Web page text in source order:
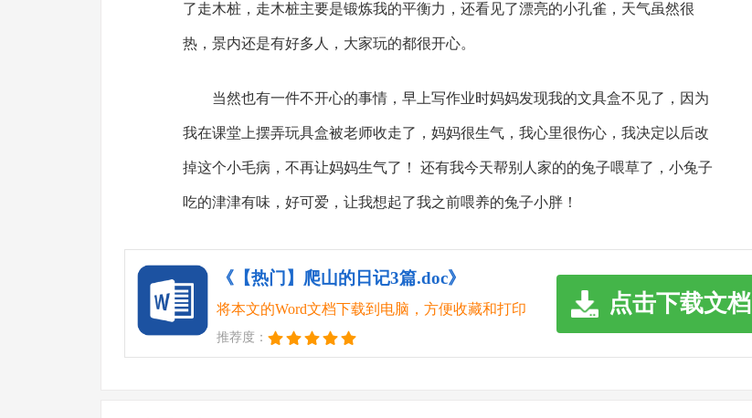
了走木桩，走木桩主要是锻炼我的平衡力，还看见了漂亮的小孔雀，天气虽然很
热，景内还是有好多人，大家玩的都很开心。
当然也有一件不开心的事情，早上写作业时妈妈发现我的文具盒不见了，因为
我在课堂上摆弄玩具盒被老师收走了，妈妈很生气，我心里很伤心，我决定以后改
掉这个小毛病，不再让妈妈生气了！ 还有我今天帮别人家的的兔子喂草了，小兔子
吃的津津有味，好可爱，让我想起了我之前喂养的兔子小胖！
《【热门】爬山的日记3篇.doc》
将本文的Word文档下载到电脑，方便收藏和打印
推荐度：
点击下载文档